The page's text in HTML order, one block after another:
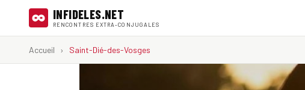
INFIDELES.NET
RENCONTRES EXTRA-CONJUGALES
Accueil › Saint-Dié-des-Vosges